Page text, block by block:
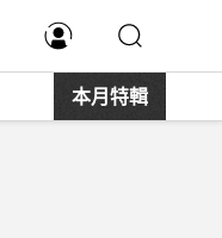
本月特輯